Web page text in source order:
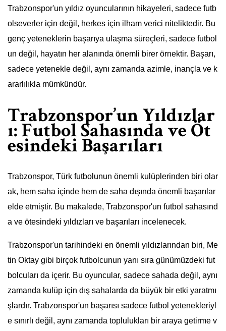
Trabzonspor'un yıldız oyuncularının hikayeleri, sadece futb
olseverler için değil, herkes için ilham verici niteliktedir. Bu
genç yeteneklerin başarıya ulaşma süreçleri, sadece futbol
un değil, hayatın her alanında önemli birer örnektir. Başarı,
sadece yetenekle değil, aynı zamanda azimle, inançla ve k
ararlılıkla mümkündür.
Trabzonspor’un Yıldızlar
ı: Futbol Sahasında ve Öt
esindeki Başarıları
Trabzonspor, Türk futbolunun önemli kulüplerinden biri olar
ak, hem saha içinde hem de saha dışında önemli başarılar
elde etmiştir. Bu makalede, Trabzonspor'un futbol sahasınd
a ve ötesindeki yıldızları ve başarıları incelenecek.
Trabzonspor'un tarihindeki en önemli yıldızlarından biri, Me
tin Oktay gibi birçok futbolcunun yanı sıra günümüzdeki fut
bolcuları da içerir. Bu oyuncular, sadece sahada değil, aynı
zamanda kulüp için dış sahalarda da büyük bir etki yaratmı
şlardır. Trabzonspor'un başarısı sadece futbol yetenekleriyl
e sınırlı değil, aynı zamanda toplulukları bir araya getirme v